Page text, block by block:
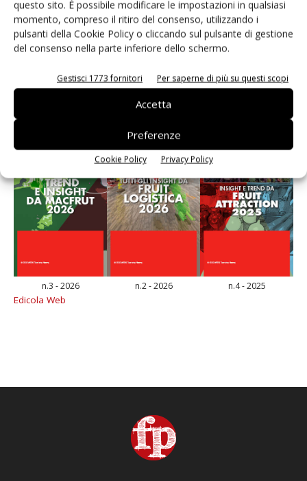
questo sito. È possibile modificare le impostazioni in qualsiasi
momento, compreso il ritiro del consenso, utilizzando i
pulsanti della Cookie Policy o cliccando sul pulsante di gestione
del consenso nella parte inferiore dello schermo.
Gestisci 1773 fornitori Per saperne di più su questi scopi
Accetta
Preferenze
Cookie Policy Privacy Policy
n.3 - 2026 n.2 - 2026 n.4 - 2025
Edicola Web